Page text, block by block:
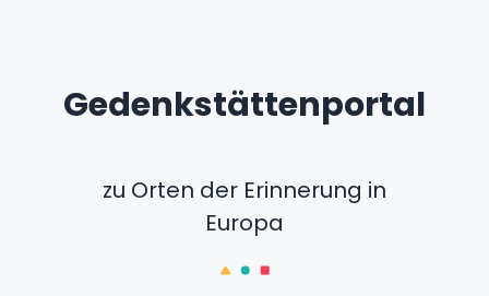
Gedenkstättenportal
zu Orten der Erinnerung in
Europa